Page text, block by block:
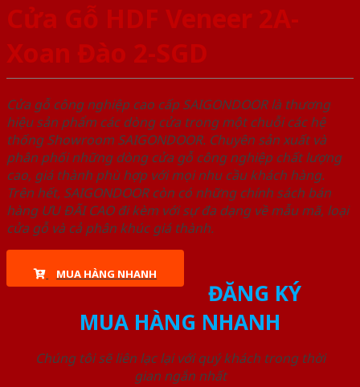
Cửa Gỗ HDF Veneer 2A-
Xoan Đào 2-SGD
Cửa gỗ công nghiệp cao cấp SAIGONDOOR là thương
hiệu sản phẩm các dòng cửa trong một chuỗi các hệ
thống Showroom SAIGONDOOR. Chuyên sản xuất và
phân phối những dòng cửa gỗ công nghiệp chất lượng
cao, giá thành phù hợp với mọi nhu cầu khách hàng.
Trên hết, SAIGONDOOR còn có những chính sách bán
hàng ƯU ĐÃI CAO đi kèm với sự đa dạng về mẫu mã, loại
cửa gỗ và cả phân khúc giá thành.
MUA HÀNG NHANH
ĐĂNG KÝ
MUA HÀNG NHANH
Chúng tôi sẽ liên lạc lại với quý khách trong thời
gian ngắn nhất